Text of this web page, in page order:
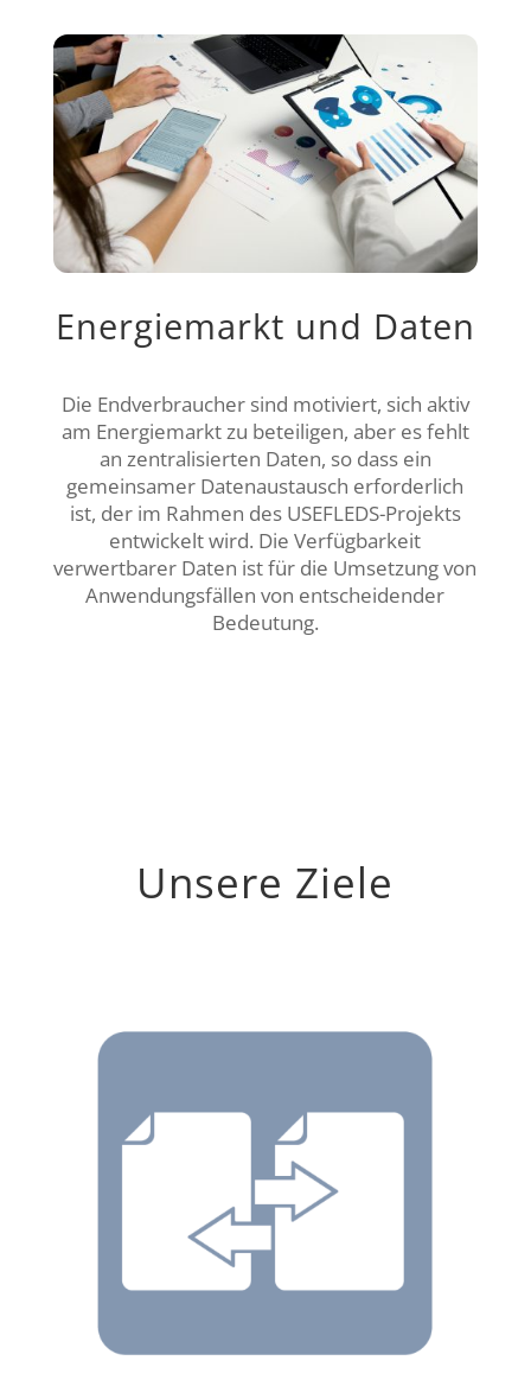
Energiemarkt und Daten
Die Endverbraucher sind motiviert, sich aktiv
am Energiemarkt zu beteiligen, aber es fehlt
an zentralisierten Daten, so dass ein
gemeinsamer Datenaustausch erforderlich
ist, der im Rahmen des USEFLEDS-Projekts
entwickelt wird. Die Verfügbarkeit
verwertbarer Daten ist für die Umsetzung von
Anwendungsfällen von entscheidender
Bedeutung.
Unsere Ziele